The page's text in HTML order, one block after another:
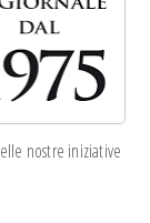
nostre iniziative